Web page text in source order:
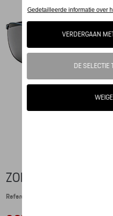
ZONNEBRIL P'8910
Referentie: WAP0789100PRAC